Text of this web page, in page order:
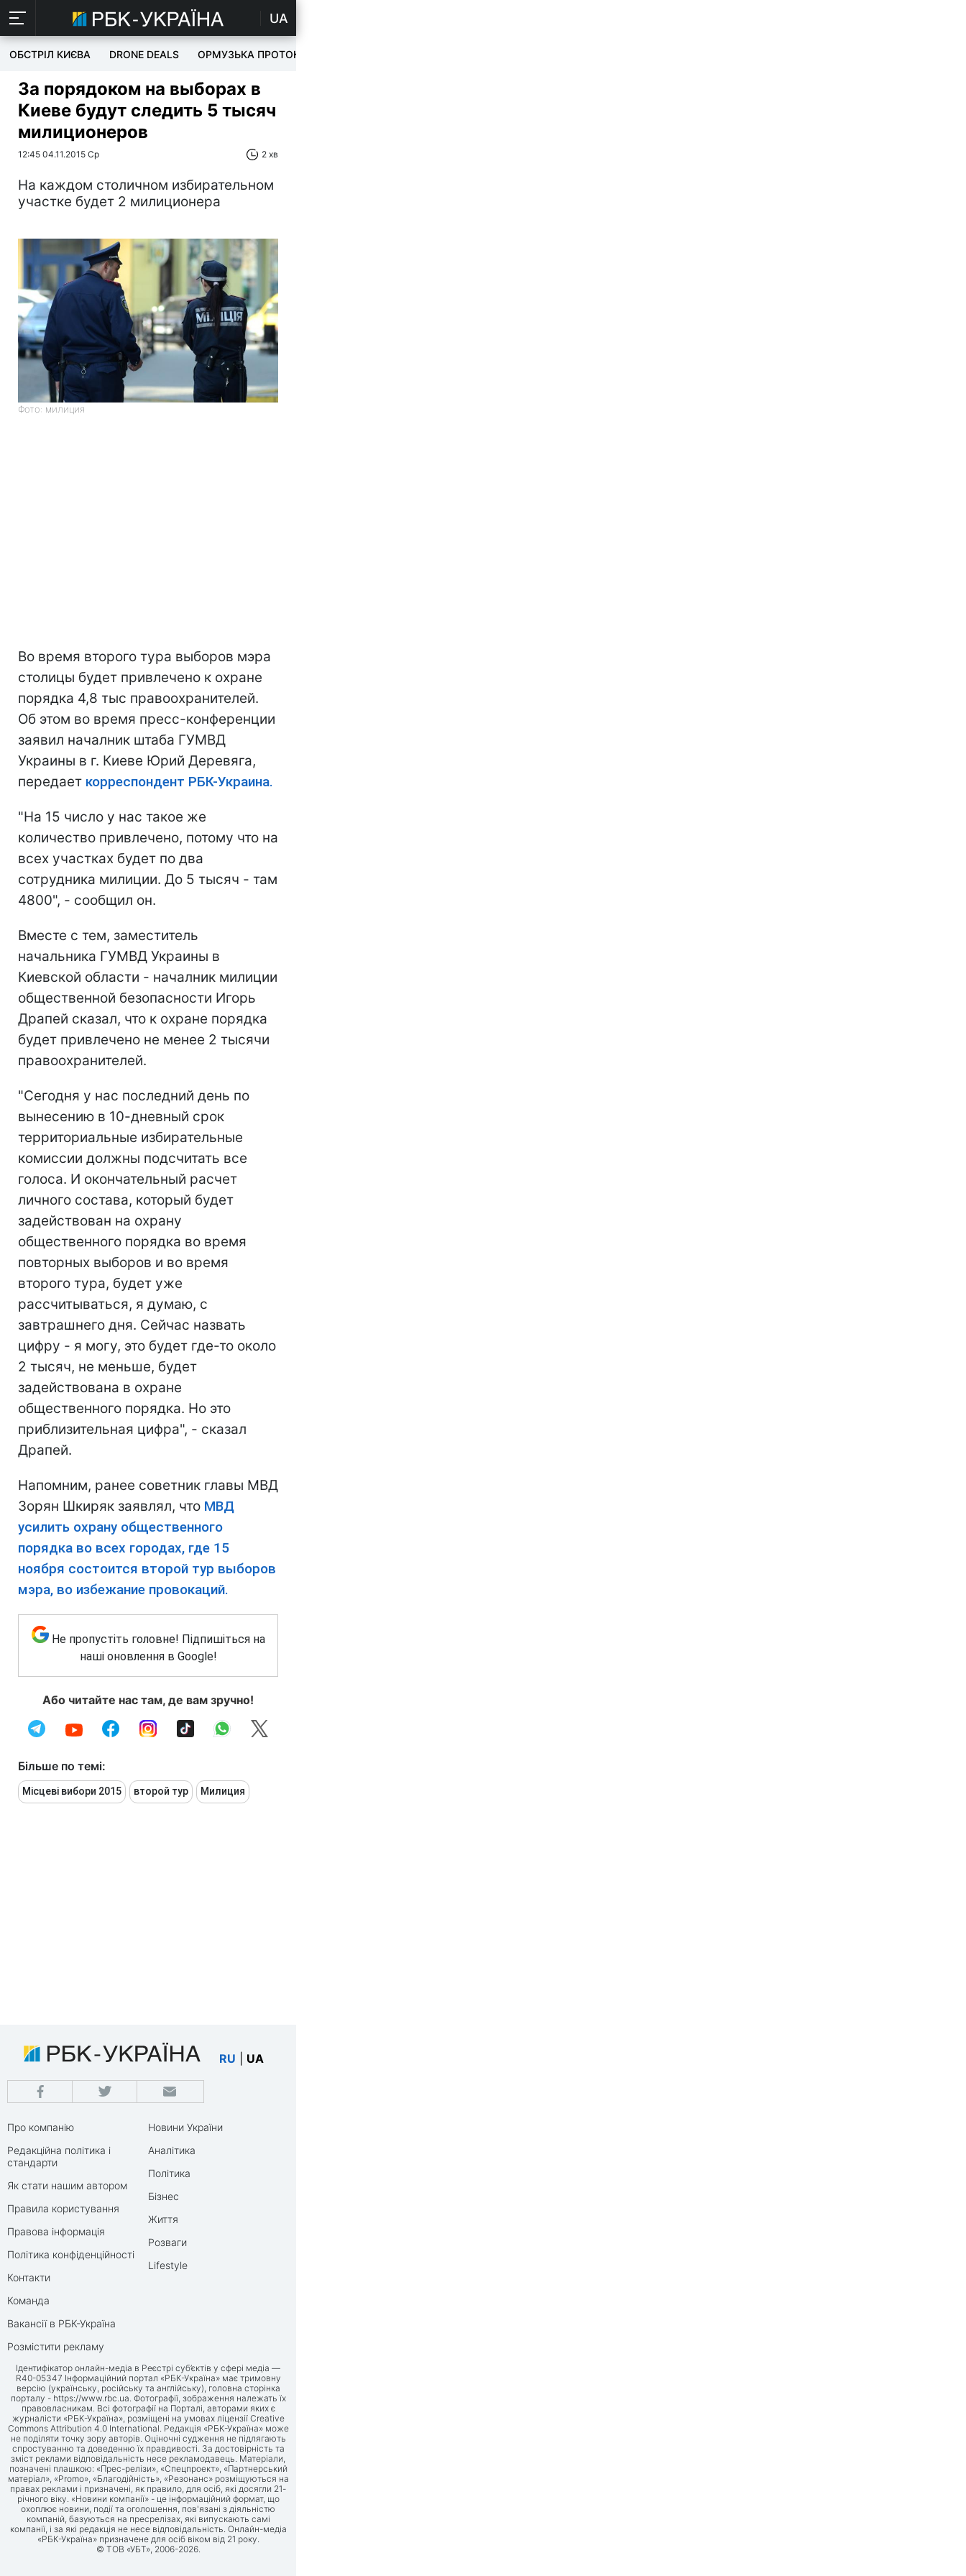
UA
ОБСТРІЛ КИЄВА DRONE DEALS ОРМУЗЬКА ПРОТОКА
За порядоком на выборах в
Киеве будут следить 5 тысяч
милиционеров
12:45 04.11.2015 Ср 2 хв
На каждом столичном избирательном
участке будет 2 милиционера
Фото: милиция
Во время второго тура выборов мэра
столицы будет привлечено к охране
порядка 4,8 тыс правоохранителей.
Об этом во время пресс-конференции
заявил началник штаба ГУМВД
Украины в г. Киеве Юрий Деревяга,
передает корреспондент РБК-Украина.
"На 15 число у нас такое же
количество привлечено, потому что на
всех участках будет по два
сотрудника милиции. До 5 тысяч - там
4800", - сообщил он.
Вместе с тем, заместитель
начальника ГУМВД Украины в
Киевской области - началник милиции
общественной безопасности Игорь
Драпей сказал, что к охране порядка
будет привлечено не менее 2 тысячи
правоохранителей.
"Сегодня у нас последний день по
вынесению в 10-дневный срок
территориальные избирательные
комиссии должны подсчитать все
голоса. И окончательный расчет
личного состава, который будет
задействован на охрану
общественного порядка во время
повторных выборов и во время
второго тура, будет уже
рассчитываться, я думаю, с
завтрашнего дня. Сейчас назвать
цифру - я могу, это будет где-то около
2 тысяч, не меньше, будет
задействована в охране
общественного порядка. Но это
приблизительная цифра", - сказал
Драпей.
Напомним, ранее советник главы МВД
Зорян Шкиряк заявлял, что МВД
усилить охрану общественного
порядка во всех городах, где 15
ноября состоится второй тур выборов
мэра, во избежание провокаций.
Не пропустіть головне! Підпишіться на
наші оновлення в Google!
Або читайте нас там, де вам зручно!
Більше по темі:
Місцеві вибори 2015 второй тур Милиция
RU UA
Про компанію
Редакційна політика і
стандарти
Як стати нашим автором
Правила користування
Правова інформація
Політика конфіденційності
Контакти
Команда
Вакансії в РБК-Україна
Розмістити рекламу
Новини України
Аналітика
Політика
Бізнес
Життя
Розваги
Lifestyle
Ідентифікатор онлайн-медіа в Реєстрі суб’єктів у сфері медіа —
R40-05347 Інформаційний портал «РБК-Україна» має тримовну
версію (українську, російську та англійську), головна сторінка
порталу - https://www.rbc.ua. Фотографії, зображення належать їх
правовласникам. Всі фотографії на Порталі, авторами яких є
журналісти «РБК-Україна», розміщені на умовах ліцензії Creative
Commons Attribution 4.0 International. Редакція «РБК-Україна» може
не поділяти точку зору авторів. Оціночні судження не підлягають
спростуванню та доведенню їх правдивості. За достовірність та
зміст реклами відповідальність несе рекламодавець. Матеріали,
позначені плашкою: «Прес-релізи», «Спецпроект», «Партнерський
матеріал», «Promo», «Благодійність», «Резонанс» розміщуються на
правах реклами і призначені, як правило, для осіб, які досягли 21-
річного віку. «Новини компанії» - це інформаційний формат, що
охоплює новини, події та оголошення, пов'язані з діяльністю
компаній, базуються на пресрелізах, які випускають самі
компанії, і за які редакція не несе відповідальність. Онлайн-медіа
«РБК-Україна» призначене для осіб віком від 21 року.
© ТОВ «УБТ», 2006-2026.